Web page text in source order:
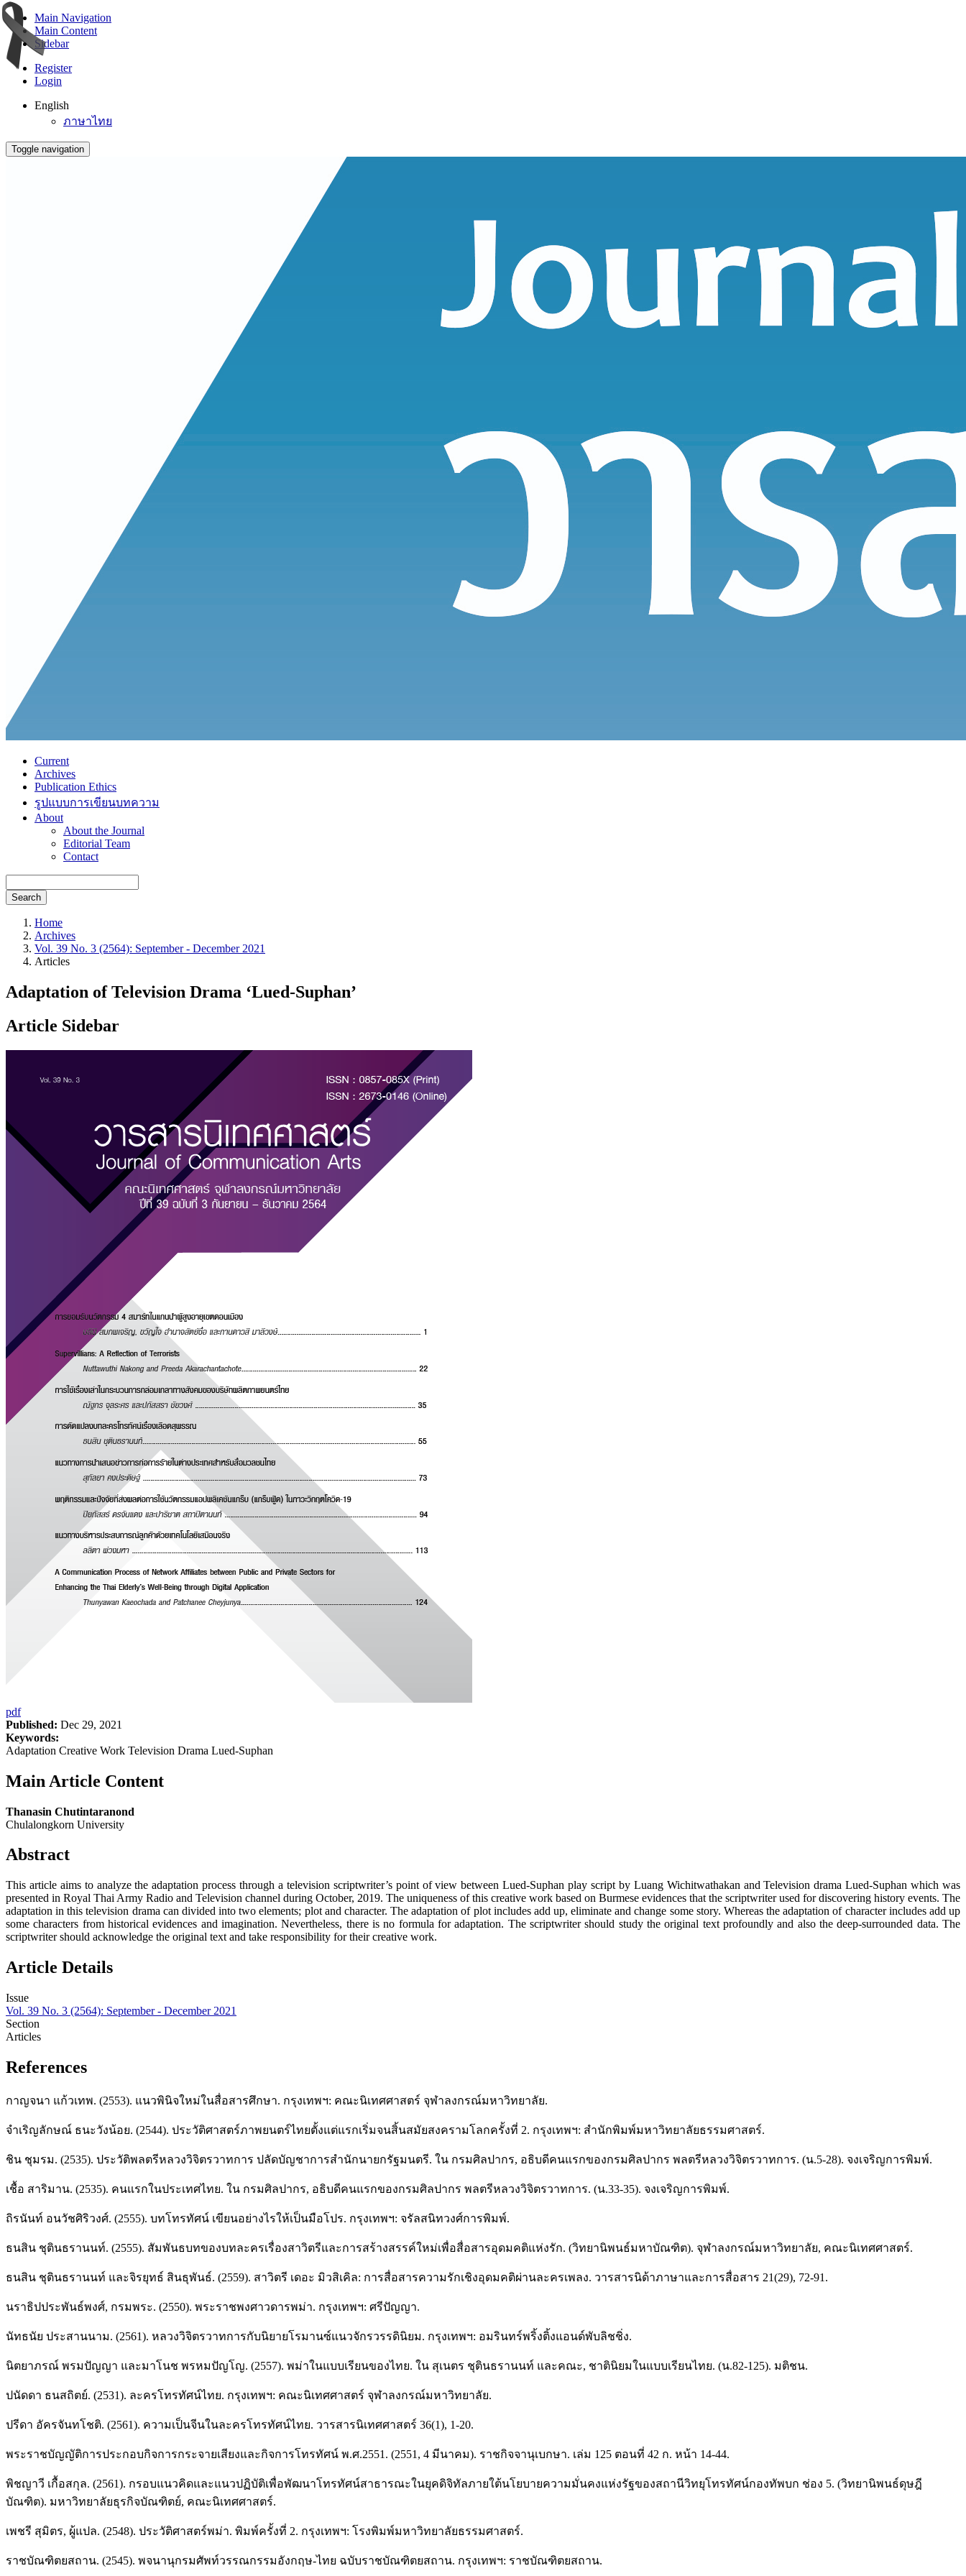
Main Navigation
Main Content
Sidebar
Register
Login
English
ภาษาไทย
Toggle navigation
Current
Archives
Publication Ethics
รูปแบบการเขียนบทความ
About
About the Journal
Editorial Team
Contact
Search
Home
Archives
Vol. 39 No. 3 (2564): September - December 2021
Articles
Adaptation of Television Drama ‘Lued-Suphan’
Article Sidebar
pdf
Published: Dec 29, 2021
Keywords:
Adaptation Creative Work Television Drama Lued-Suphan
Main Article Content
Thanasin Chutintaranond
Chulalongkorn University
Abstract
This article aims to analyze the adaptation process through a television scriptwriter’s point of view between Lued-Suphan play script by Luang Wichitwathakan and Television drama Lued-Suphan which was
presented in Royal Thai Army Radio and Television channel during October, 2019. The uniqueness of this creative work based on Burmese evidences that the scriptwriter used for discovering history events. The
adaptation in this television drama can divided into two elements; plot and character. The adaptation of plot includes add up, eliminate and change some story. Whereas the adaptation of character includes add up
some characters from historical evidences and imagination. Nevertheless, there is no formula for adaptation. The scriptwriter should study the original text profoundly and also the deep-surrounded data. The
scriptwriter should acknowledge the original text and take responsibility for their creative work.
Article Details
Issue
Vol. 39 No. 3 (2564): September - December 2021
Section
Articles
References
กาญจนา แก้วเทพ. (2553). แนวพินิจใหม่ในสื่อสารศึกษา. กรุงเทพฯ: คณะนิเทศศาสตร์ จุฬาลงกรณ์มหาวิทยาลัย.
จำเริญลักษณ์ ธนะวังน้อย. (2544). ประวัติศาสตร์ภาพยนตร์ไทยตั้งแต่แรกเริ่มจนสิ้นสมัยสงครามโลกครั้งที่ 2. กรุงเทพฯ: สำนักพิมพ์มหาวิทยาลัยธรรมศาสตร์.
ชิน ชุมรม. (2535). ประวัติพลตรีหลวงวิจิตรวาทการ ปลัดบัญชาการสำนักนายกรัฐมนตรี. ใน กรมศิลปากร, อธิบดีคนแรกของกรมศิลปากร พลตรีหลวงวิจิตรวาทการ. (น.5-28). จงเจริญการพิมพ์.
เชื้อ สาริมาน. (2535). คนแรกในประเทศไทย. ใน กรมศิลปากร, อธิบดีคนแรกของกรมศิลปากร พลตรีหลวงวิจิตรวาทการ. (น.33-35). จงเจริญการพิมพ์.
ถิรนันท์ อนวัชศิริวงศ์. (2555). บทโทรทัศน์ เขียนอย่างไรให้เป็นมือโปร. กรุงเทพฯ: จรัลสนิทวงศ์การพิมพ์.
ธนสิน ชุตินธรานนท์. (2555). สัมพันธบทของบทละครเรื่องสาวิตรีและการสร้างสรรค์ใหม่เพื่อสื่อสารอุดมคติแห่งรัก. (วิทยานิพนธ์มหาบัณฑิต). จุฬาลงกรณ์มหาวิทยาลัย, คณะนิเทศศาสตร์.
ธนสิน ชุตินธรานนท์ และจิรยุทธ์ สินธุพันธ์. (2559). สาวิตรี เดอะ มิวสิเคิล: การสื่อสารความรักเชิงอุดมคติผ่านละครเพลง. วารสารนิด้าภาษาและการสื่อสาร 21(29), 72-91.
นราธิปประพันธ์พงศ์, กรมพระ. (2550). พระราชพงศาวดารพม่า. กรุงเทพฯ: ศรีปัญญา.
นัทธนัย ประสานนาม. (2561). หลวงวิจิตรวาทการกับนิยายโรมานซ์แนวจักรวรรดินิยม. กรุงเทพฯ: อมรินทร์พริ้งติ้งแอนด์พับลิชชิ่ง.
นิตยาภรณ์ พรมปัญญา และมาโนช พรหมปัญโญ. (2557). พม่าในแบบเรียนของไทย. ใน สุเนตร ชุตินธรานนท์ และคณะ, ชาตินิยมในแบบเรียนไทย. (น.82-125). มติชน.
ปนัดดา ธนสถิตย์. (2531). ละครโทรทัศน์ไทย. กรุงเทพฯ: คณะนิเทศศาสตร์ จุฬาลงกรณ์มหาวิทยาลัย.
ปรีดา อัครจันทโชติ. (2561). ความเป็นจีนในละครโทรทัศน์ไทย. วารสารนิเทศศาสตร์ 36(1), 1-20.
พระราชบัญญัติการประกอบกิจการกระจายเสียงและกิจการโทรทัศน์ พ.ศ.2551. (2551, 4 มีนาคม). ราชกิจจานุเบกษา. เล่ม 125 ตอนที่ 42 ก. หน้า 14-44.
พิชญาวี เกื้อสกุล. (2561). กรอบแนวคิดและแนวปฏิบัติเพื่อพัฒนาโทรทัศน์สาธารณะในยุคดิจิทัลภายใต้นโยบายความมั่นคงแห่งรัฐของสถานีวิทยุโทรทัศน์กองทัพบก ช่อง 5. (วิทยานิพนธ์ดุษฎี
บัณฑิต). มหาวิทยาลัยธุรกิจบัณฑิตย์, คณะนิเทศศาสตร์.
เพชรี สุมิตร, ผู้แปล. (2548). ประวัติศาสตร์พม่า. พิมพ์ครั้งที่ 2. กรุงเทพฯ: โรงพิมพ์มหาวิทยาลัยธรรมศาสตร์.
ราชบัณฑิตยสถาน. (2545). พจนานุกรมศัพท์วรรณกรรมอังกฤษ-ไทย ฉบับราชบัณฑิตยสถาน. กรุงเทพฯ: ราชบัณฑิตยสถาน.